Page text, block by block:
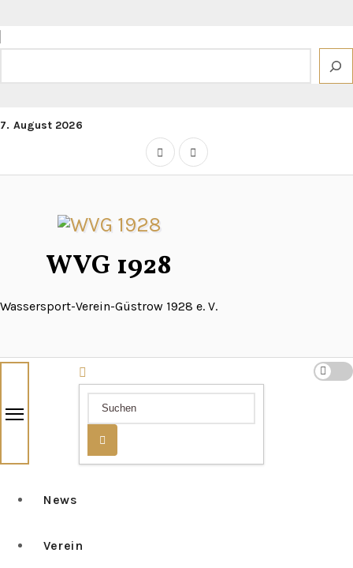
Inhalt
springen
7. August 2026
WVG 1928
Wassersport-Verein-Güstrow 1928 e. V.
News
Verein